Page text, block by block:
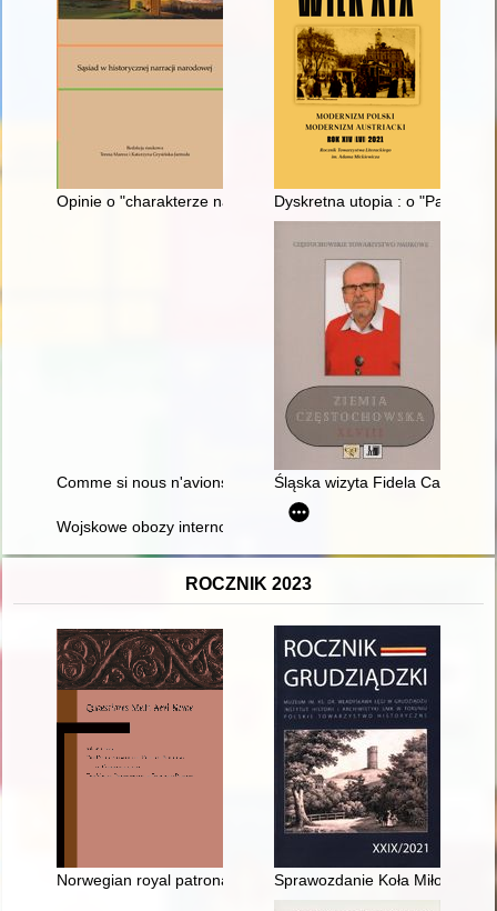
Opinie o "charakterze narodowym" w XVI-XVIII wieku, czyli W
Dyskretna utopia : o "Pannach
Comme si nous n'avions jamais existé : extermination des
Śląska wizyta Fidela Castro w
Wojskowe obozy internowania jako szczególna forma represji
ROCZNIK 2023
Norwegian royal patronage over Orkney : literary motif and
Sprawozdanie Koła